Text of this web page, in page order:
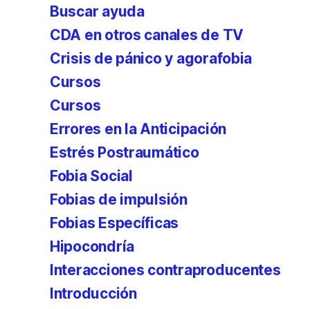
Buscar ayuda
CDA en otros canales de TV
Crisis de pánico y agorafobia
Cursos
Cursos
Errores en la Anticipación
Estrés Postraumático
Fobia Social
Fobias de impulsión
Fobias Específicas
Hipocondría
Interacciones contraproducentes
Introducción